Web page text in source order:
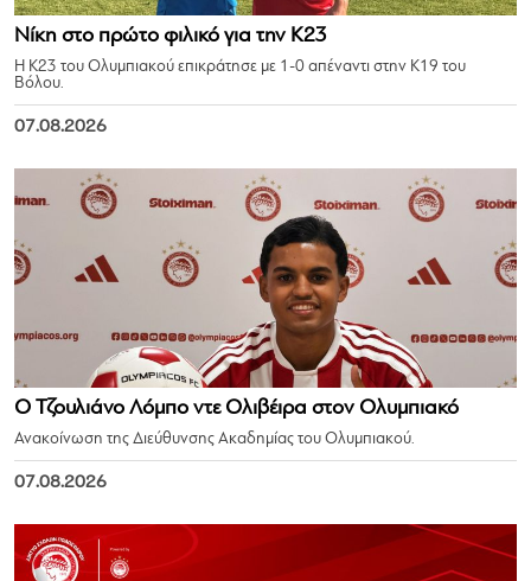
Νίκη στο πρώτο φιλικό για την Κ23
Η Κ23 του Ολυμπιακού επικράτησε με 1-0 απέναντι στην Κ19 του
Βόλου.
07.08.2026
Ο Τζουλιάνο Λόμπο ντε Ολιβέιρα στον Ολυμπιακό
Ανακοίνωση της Διεύθυνσης Ακαδημίας του Ολυμπιακού.
07.08.2026